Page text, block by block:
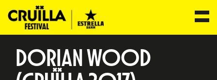
DORIAN WOOD